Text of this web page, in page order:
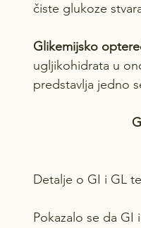
čiste glukoze
Glikemijsko
ugljikohidrata u
predstavlja jedno
Detalje o GI i GL
Pokazalo se da GI